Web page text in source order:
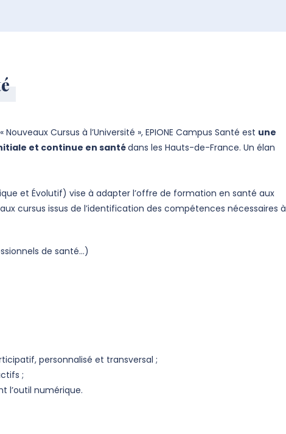
Cursus à l’Université », EPIONE Campus Santé est une
et continue en santédans les Hauts-de-France. Un élan
et Évolutif) vise à adapter l’offre de formation en santé aux
cursus issus de l’identification des compétences nécessaires à
de santé…)
personnalisé et transversal ;
;
l’outil numérique.